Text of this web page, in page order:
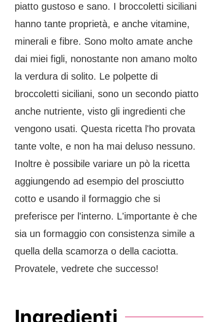
piatto gustoso e sano. I broccoletti siciliani
hanno tante proprietà, e anche vitamine,
minerali e fibre. Sono molto amate anche
dai miei figli, nonostante non amano molto
la verdura di solito. Le polpette di
broccoletti siciliani, sono un secondo piatto
anche nutriente, visto gli ingredienti che
vengono usati. Questa ricetta l'ho provata
tante volte, e non ha mai deluso nessuno.
Inoltre è possibile variare un pò la ricetta
aggiungendo ad esempio del prosciutto
cotto e usando il formaggio che si
preferisce per l'interno. L'importante è che
sia un formaggio con consistenza simile a
quella della scamorza o della caciotta.
Provatele, vedrete che successo!
Ingredienti